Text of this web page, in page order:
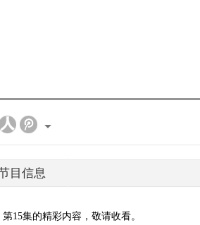
目信息
15集的精彩内容，敬请收看。